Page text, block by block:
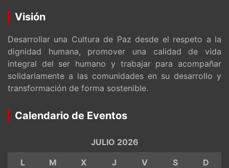
Visión
Desarrollar una Cultura de Paz desde el respeto a la
dignidad humana, promover una calidad de vida
integral del ser humano y trabajar para acompañar
solidariamente a las comunidades en su desarrollo y
transformación de forma sostenible.
Calendario de Eventos
JULIO 2026
L
M X J V S
D